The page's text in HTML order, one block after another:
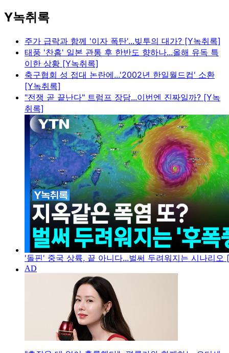
Y녹취록
주가 급락과 함께 '이자 폭탄'...빚투의 대가? [Y녹취록]
태풍 '찬홈' 일본 관통 후 한반도 향하나...올해 유독 특
이한 상황 [Y녹취록]
축구협회 성 접대 논란에...'2002년 한일월드컵' 소환
[Y녹취록]
"전쟁 곧 끝난다" 트럼프 장담...이번엔 진짜일까? [Y녹
취록]
'돌핀' 중국 상륙, 끝 아니다...벌써 두려워지는 시나리오